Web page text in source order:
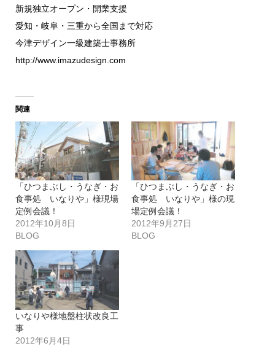
新規独立オープン・開業支援
愛知・岐阜・三重から全国まで対応
今津デザイン一級建築士事務所
http://www.imazudesign.com
関連
「ひつまぶし・うなぎ・お
食事処 いなりや」様現場
定例会議！
2012年10月8日
BLOG
「ひつまぶし・うなぎ・お
食事処 いなりや」様の現
場定例会議！
2012年9月27日
BLOG
いなりや様地盤柱状改良工
事
2012年6月4日